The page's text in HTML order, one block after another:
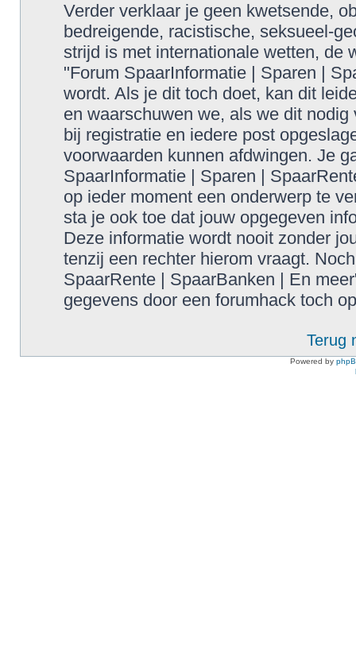
Verder verklaar je geen kwetsende,
bedreigende, racistische, seksueel-
strijd is met internationale wetten, de
"Forum SpaarInformatie | Sparen |
wordt. Als je dit toch doet, kan dit
en waarschuwen we, als we dit
bij registratie en iedere post
voorwaarden kunnen afdwingen. Je
SpaarInformatie | Sparen |
op ieder moment een onderwerp te
sta je ook toe dat jouw opgegeven
Deze informatie wordt nooit zonder
tenzij een rechter hierom vraagt.
SpaarRente | SpaarBanken | En
gegevens door een forumhack toch
Terug
Powered by